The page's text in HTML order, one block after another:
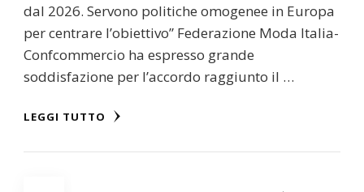
dal 2026. Servono politiche omogenee in Europa
per centrare l’obiettivo” Federazione Moda Italia-
Confcommercio ha espresso grande
soddisfazione per l’accordo raggiunto il …
LEGGI TUTTO